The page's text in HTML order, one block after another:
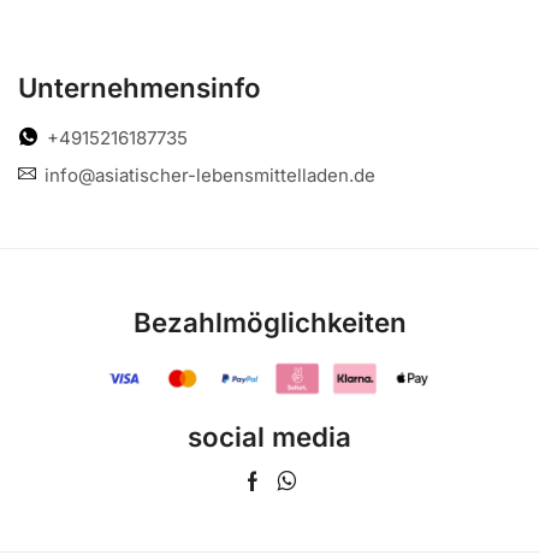
Unternehmensinfo
+4915216187735
info@asiatischer-lebensmittelladen.de
Bezahlmöglichkeiten
social media